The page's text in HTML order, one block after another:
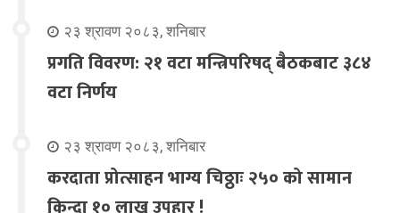
२३ श्रावण २०८३, शनिबार
प्रगति विवरण: २१ वटा मन्त्रिपरिषद् बैठकबाट ३८४
वटा निर्णय
२३ श्रावण २०८३, शनिबार
करदाता प्रोत्साहन भाग्य चिठ्ठाः २५० को सामान